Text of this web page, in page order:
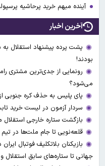
آینده مبهم خرید پرحاشیه
آخرین اخبار
پشت پرده پیشنهاد استقلال به
بودند!
رونمایی از جدی‌ترین مشتری
می‌شود؟
پای پلیس به حذف کره جنوبی
سردار آزمون در لیست خرید
بازگشت ستاره خارجی
قلعه‌نویی تا جام ملت‌ها در
بازیکنان بلاتکلیف فوتبال
جهانی تا ستاره‌های سابق استقلال